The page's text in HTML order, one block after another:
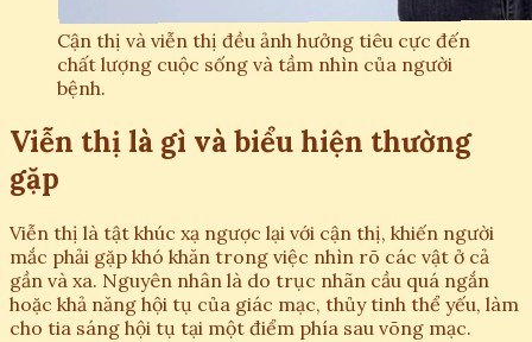
Cận thị và viễn thị đều ảnh hưởng tiêu cực đến
chất lượng cuộc sống và tầm nhìn của người
bệnh.
Viễn thị là gì và biểu hiện thường
gặp
Viễn thị là tật khúc xạ ngược lại với cận thị, khiến người
mắc phải gặp khó khăn trong việc nhìn rõ các vật ở cả
gần và xa. Nguyên nhân là do trục nhãn cầu quá ngắn
hoặc khả năng hội tụ của giác mạc, thủy tinh thể yếu, làm
cho tia sáng hội tụ tại một điểm phía sau võng mạc.